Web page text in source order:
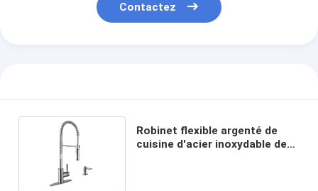
Contactez
Robinet flexible argenté de
cuisine d'acier inoxydable de